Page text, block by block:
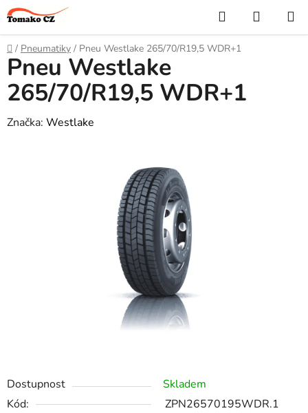
Přejít
na
obsah
Hledat
KOŠÍK
Domů
/ Pneumatiky / Pneu Westlake 265/70/R19,5 WDR+1
Dostupnost
Skladem
Kód:
ZPN26570195WDR.1
Pneu Westlake
265/70/R19,5 WDR+1
Značka: Westlake